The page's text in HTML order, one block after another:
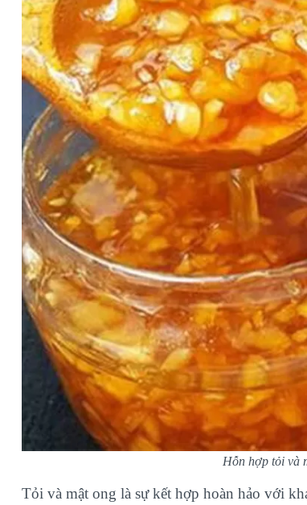
Hỗn hợp tỏi và
Tỏi và mật ong là sự kết hợp hoàn hảo với